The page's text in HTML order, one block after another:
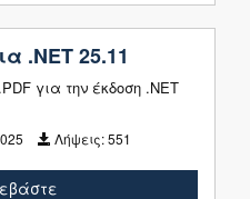
.NET 25.11
για την έκδοση .NET
Λήψεις:551